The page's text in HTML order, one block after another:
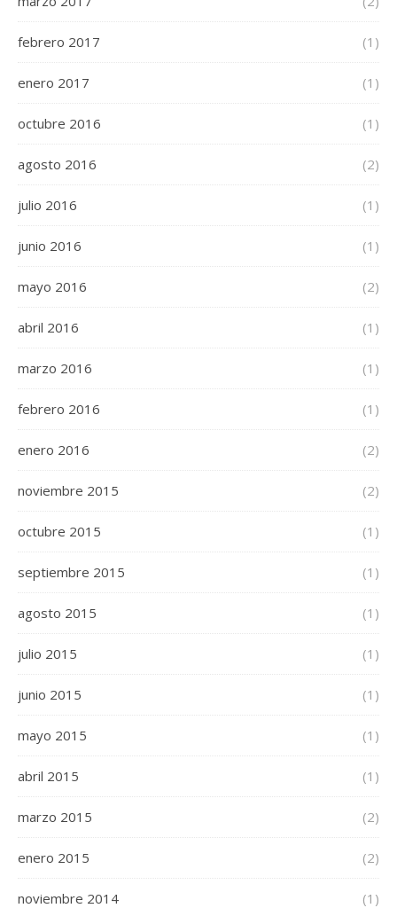
febrero 2017 (1)
enero 2017 (1)
octubre 2016 (1)
agosto 2016 (2)
julio 2016 (1)
junio 2016 (1)
mayo 2016 (2)
abril 2016 (1)
marzo 2016 (1)
febrero 2016 (1)
enero 2016 (2)
noviembre 2015 (2)
octubre 2015 (1)
septiembre 2015 (1)
agosto 2015 (1)
julio 2015 (1)
junio 2015 (1)
mayo 2015 (1)
abril 2015 (1)
marzo 2015 (2)
enero 2015 (2)
noviembre 2014 (1)